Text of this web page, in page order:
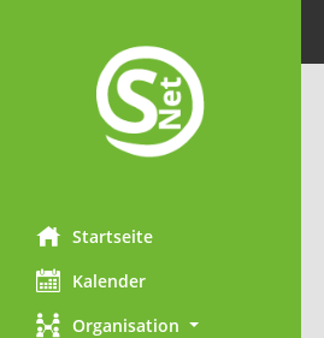
Startseite
Kalender
Organisation